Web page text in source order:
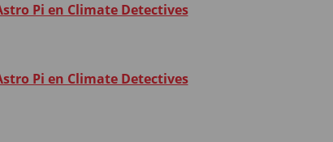
Pi en Climate Detectives
Pi en Climate Detectives